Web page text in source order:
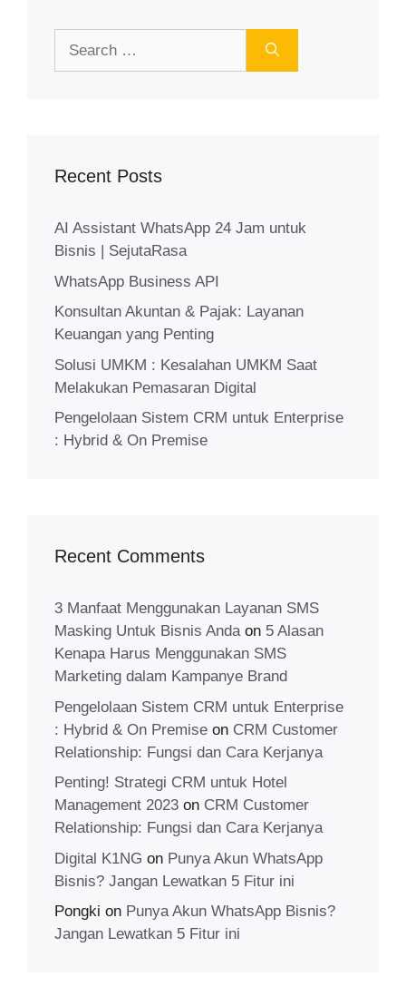
Recent Posts
AI Assistant WhatsApp 24 Jam untuk
Bisnis | SejutaRasa
WhatsApp Business API
Konsultan Akuntan & Pajak: Layanan
Keuangan yang Penting
Solusi UMKM : Kesalahan UMKM Saat
Melakukan Pemasaran Digital
Pengelolaan Sistem CRM untuk Enterprise
: Hybrid & On Premise
Recent Comments
3 Manfaat Menggunakan Layanan SMS
Masking Untuk Bisnis Andaon 5 Alasan
Kenapa Harus Menggunakan SMS
Marketing dalam Kampanye Brand
Pengelolaan Sistem CRM untuk Enterprise
: Hybrid & On Premise on CRM Customer
Relationship: Fungsi dan Cara Kerjanya
Penting! Strategi CRM untuk Hotel
Management 2023 on CRM Customer
Relationship: Fungsi dan Cara Kerjanya
Digital K1NG on Punya Akun WhatsApp
Bisnis? Jangan Lewatkan 5 Fitur ini
Pongki on Punya Akun WhatsApp Bisnis?
Jangan Lewatkan 5 Fitur ini